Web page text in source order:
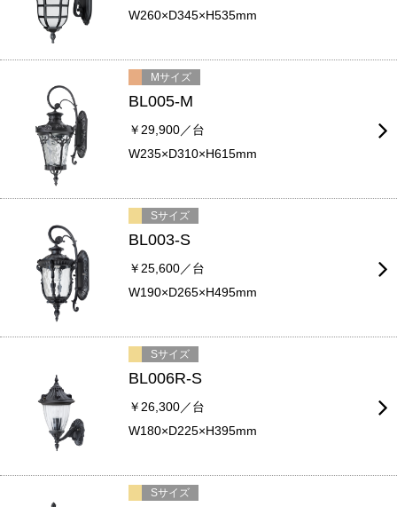
W260×D345×H535mm
Mサイズ
BL005-M
￥29,900／台
W235×D310×H615mm
Sサイズ
BL003-S
￥25,600／台
W190×D265×H495mm
Sサイズ
BL006R-S
￥26,300／台
W180×D225×H395mm
Sサイズ